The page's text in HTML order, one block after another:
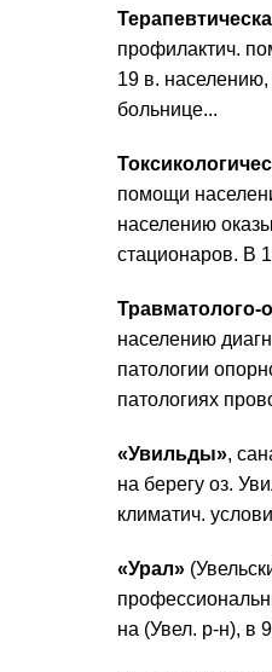
профилактич.
19 в.
больнице...
помощи
населению
стационаров. В
Травматолого-
населению
патологии
патологиях
«Увильды»,
на берегу оз.
климатич.
«Урал»
на (Увел. р-н), в